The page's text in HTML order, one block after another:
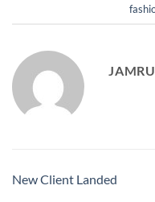
New Client Landed